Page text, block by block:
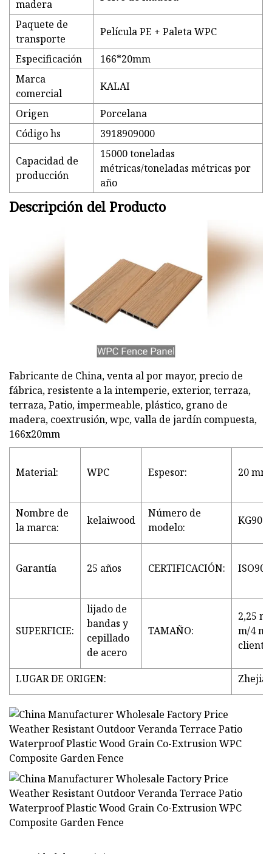
madera
Paquete de
transporte
Película PE + Paleta WPC
Especificación
166*20mm
Marca
comercial
KALAI
Origen
Porcelana
Código hs
3918909000
Capacidad de
producción
15000 toneladas
métricas/toneladas métricas por
año
Descripción del Producto
Fabricante de China, venta al por mayor, precio de
fábrica, resistente a la intemperie, exterior, terraza,
terraza, Patio, impermeable, plástico, grano de
madera, coextrusión, wpc, valla de jardín compuesta,
166x20mm
Material: WPC Espesor: 20 mm
Nombre de
la marca:
kelaiwood
Número de
modelo:
Garantía 25 años CERTIFICACIÓN:
SUPERFICIE:
lijado de
bandas y
cepillado
de acero
TAMAÑO:
2,25
m/4 m
cliente
LUGAR DE ORIGEN: